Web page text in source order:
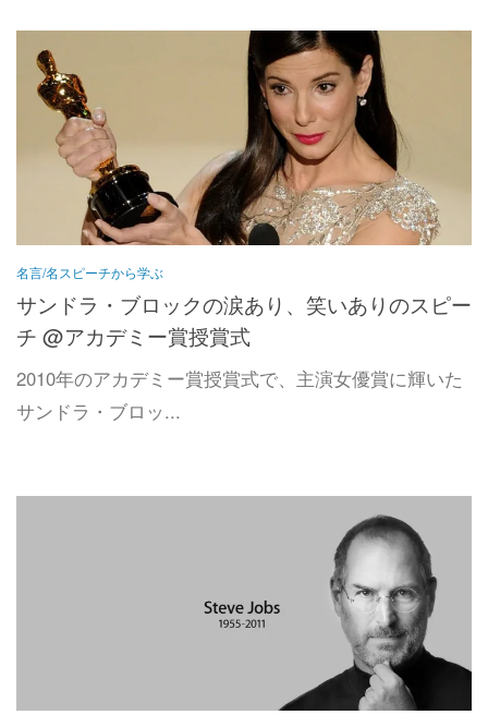
名言/名スピーチから学ぶ
サンドラ・ブロックの涙あり、笑いありのスピー
チ @アカデミー賞授賞式
2010年のアカデミー賞授賞式で、主演女優賞に輝いた
サンドラ・ブロッ...